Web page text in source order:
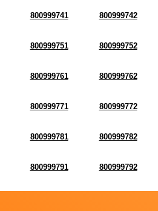
800999741 800999742
800999751 800999752
800999761 800999762
800999771 800999772
800999781 800999782
800999791 800999792